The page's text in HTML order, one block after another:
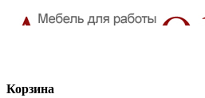
Корзина